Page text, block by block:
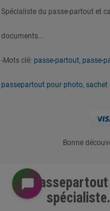
Spécialiste du passe-partout et
documents...
-Mots clé: passe-partout, passe-
passepartout pour photo, sachet
Bonne